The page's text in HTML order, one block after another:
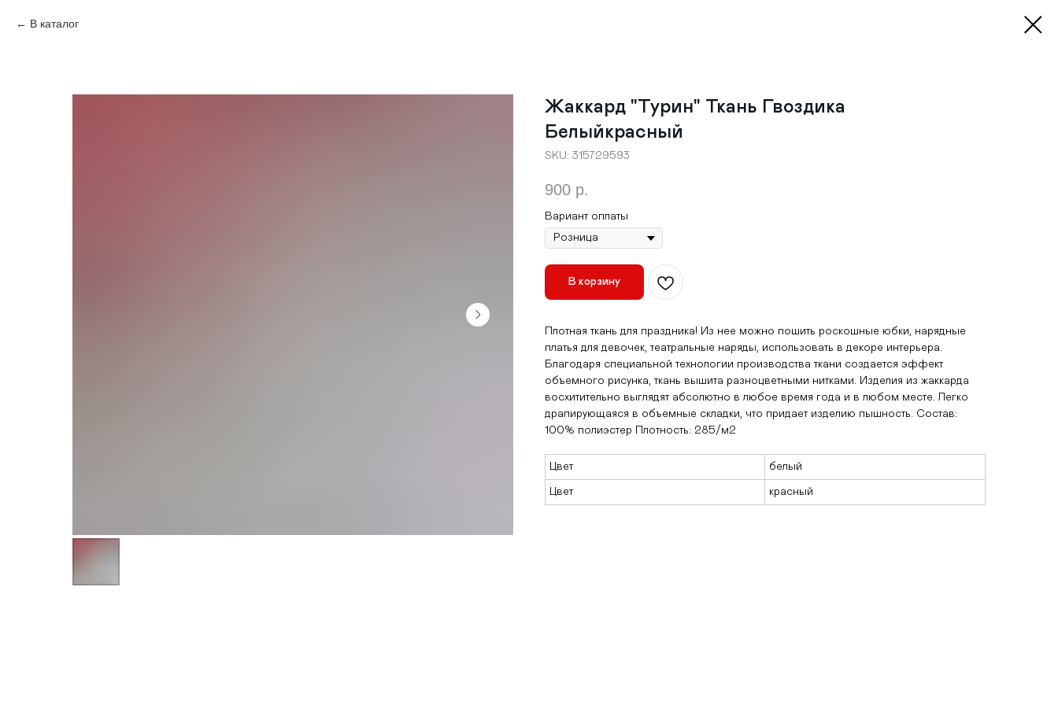
В каталог
Жаккард "Турин" Ткань Гвоздика
Белыйкрасный
SKU: 315729593
900 р.
Вариант оплаты
В корзину
Плотная ткань для праздника! Из нее можно пошить роскошные юбки, нарядные
платья для девочек, театральные наряды, использовать в декоре интерьера.
Благодаря специальной технологии производства ткани создается эффект
объемного рисунка, ткань вышита разноцветными нитками. Изделия из жаккарда
восхитительно выглядят абсолютно в любое время года и в любом месте. Легко
драпирующаяся в объемные складки, что придает изделию пышность. Состав:
100% полиэстер Плотность: 285/м2
Цвет белый
Цвет красный